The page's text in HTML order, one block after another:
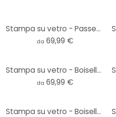
Stampa su vetro - Passeggiata mattutina
da 69,99 €
Stampa su vetro - Boiselle - Lusitano
da 69,99 €
Stampa su vetro - Boiselle - Frisone stallone